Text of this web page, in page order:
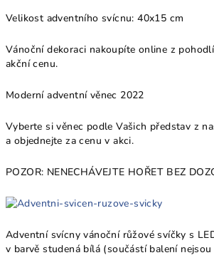
Velikost adventního svícnu: 40x15 cm
Vánoční dekoraci nakoupíte online z
akční cenu.
Moderní adventní věnec 2022
Vyberte si věnec podle Vašich představ z
a objednejte za cenu v akci.
POZOR: NENECHÁVEJTE HOŘET BEZ
Adventní svícny vánoční růžové svíčky s
v barvě studená bílá (součástí balení